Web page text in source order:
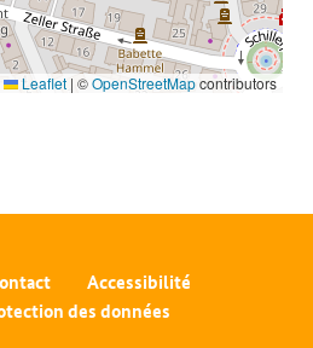
Leaflet | ©OpenStreetMapcontributors
Accessibilité
des données